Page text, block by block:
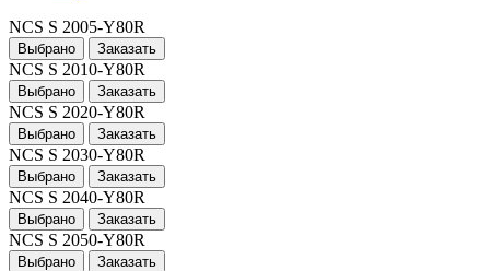
NCS S 2005-Y80R
Выбрано Заказать
NCS S 2010-Y80R
Выбрано Заказать
NCS S 2020-Y80R
Выбрано Заказать
NCS S 2030-Y80R
Выбрано Заказать
NCS S 2040-Y80R
Выбрано Заказать
NCS S 2050-Y80R
Выбрано Заказать